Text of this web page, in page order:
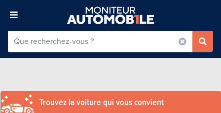
Trouvez la voiture qui vous convient